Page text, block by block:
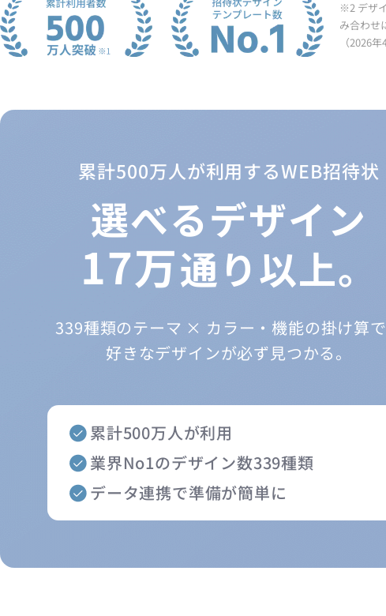
※2 デザ
み合わせ
（2026
累計500万人が利用するWEB招待状
選べるデザイン
17万通り以上。
339種類のテーマ × カラー・機能の掛け算で
好きなデザインが必ず見つかる。
累計500万人が利用
業界No1のデザイン数339種類
データ連携で準備が簡単に